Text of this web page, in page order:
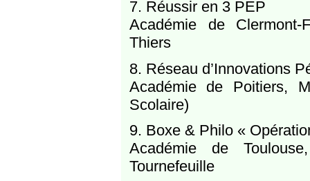
7. Réussir en 3 PEP
Académie de Clermont-
Thiers
8. Réseau d’Innovations
Académie de Poitiers,
Scolaire)
9. Boxe & Philo «
Académie de
Tournefeuille